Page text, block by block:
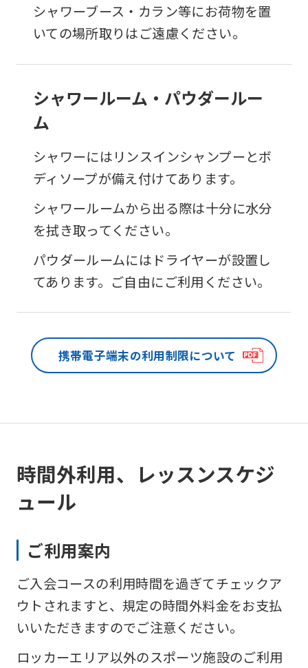
シャワーブース・カラン等にお荷物を置
いての場所取りはご遠慮ください。
シャワールーム・パウダールー
ム
シャワーにはリンスインシャンプーとボ
ディソープが備え付けてあります。
シャワールームから出る際は十分に水分
を拭き取ってください。
パウダールームにはドライヤーが設置し
てあります。ご自由にご利用ください。
携帯電子端末の利用制限について
時間外利用、レッスンスケジ
ュール
ご利用案内
ご入会コースの利用時間を過ぎてチェックア
ウトされますと、規定の時間外料金をお支払
いいただきますのでご注意ください。
ロッカーエリア以外のスポーツ施設のご利用